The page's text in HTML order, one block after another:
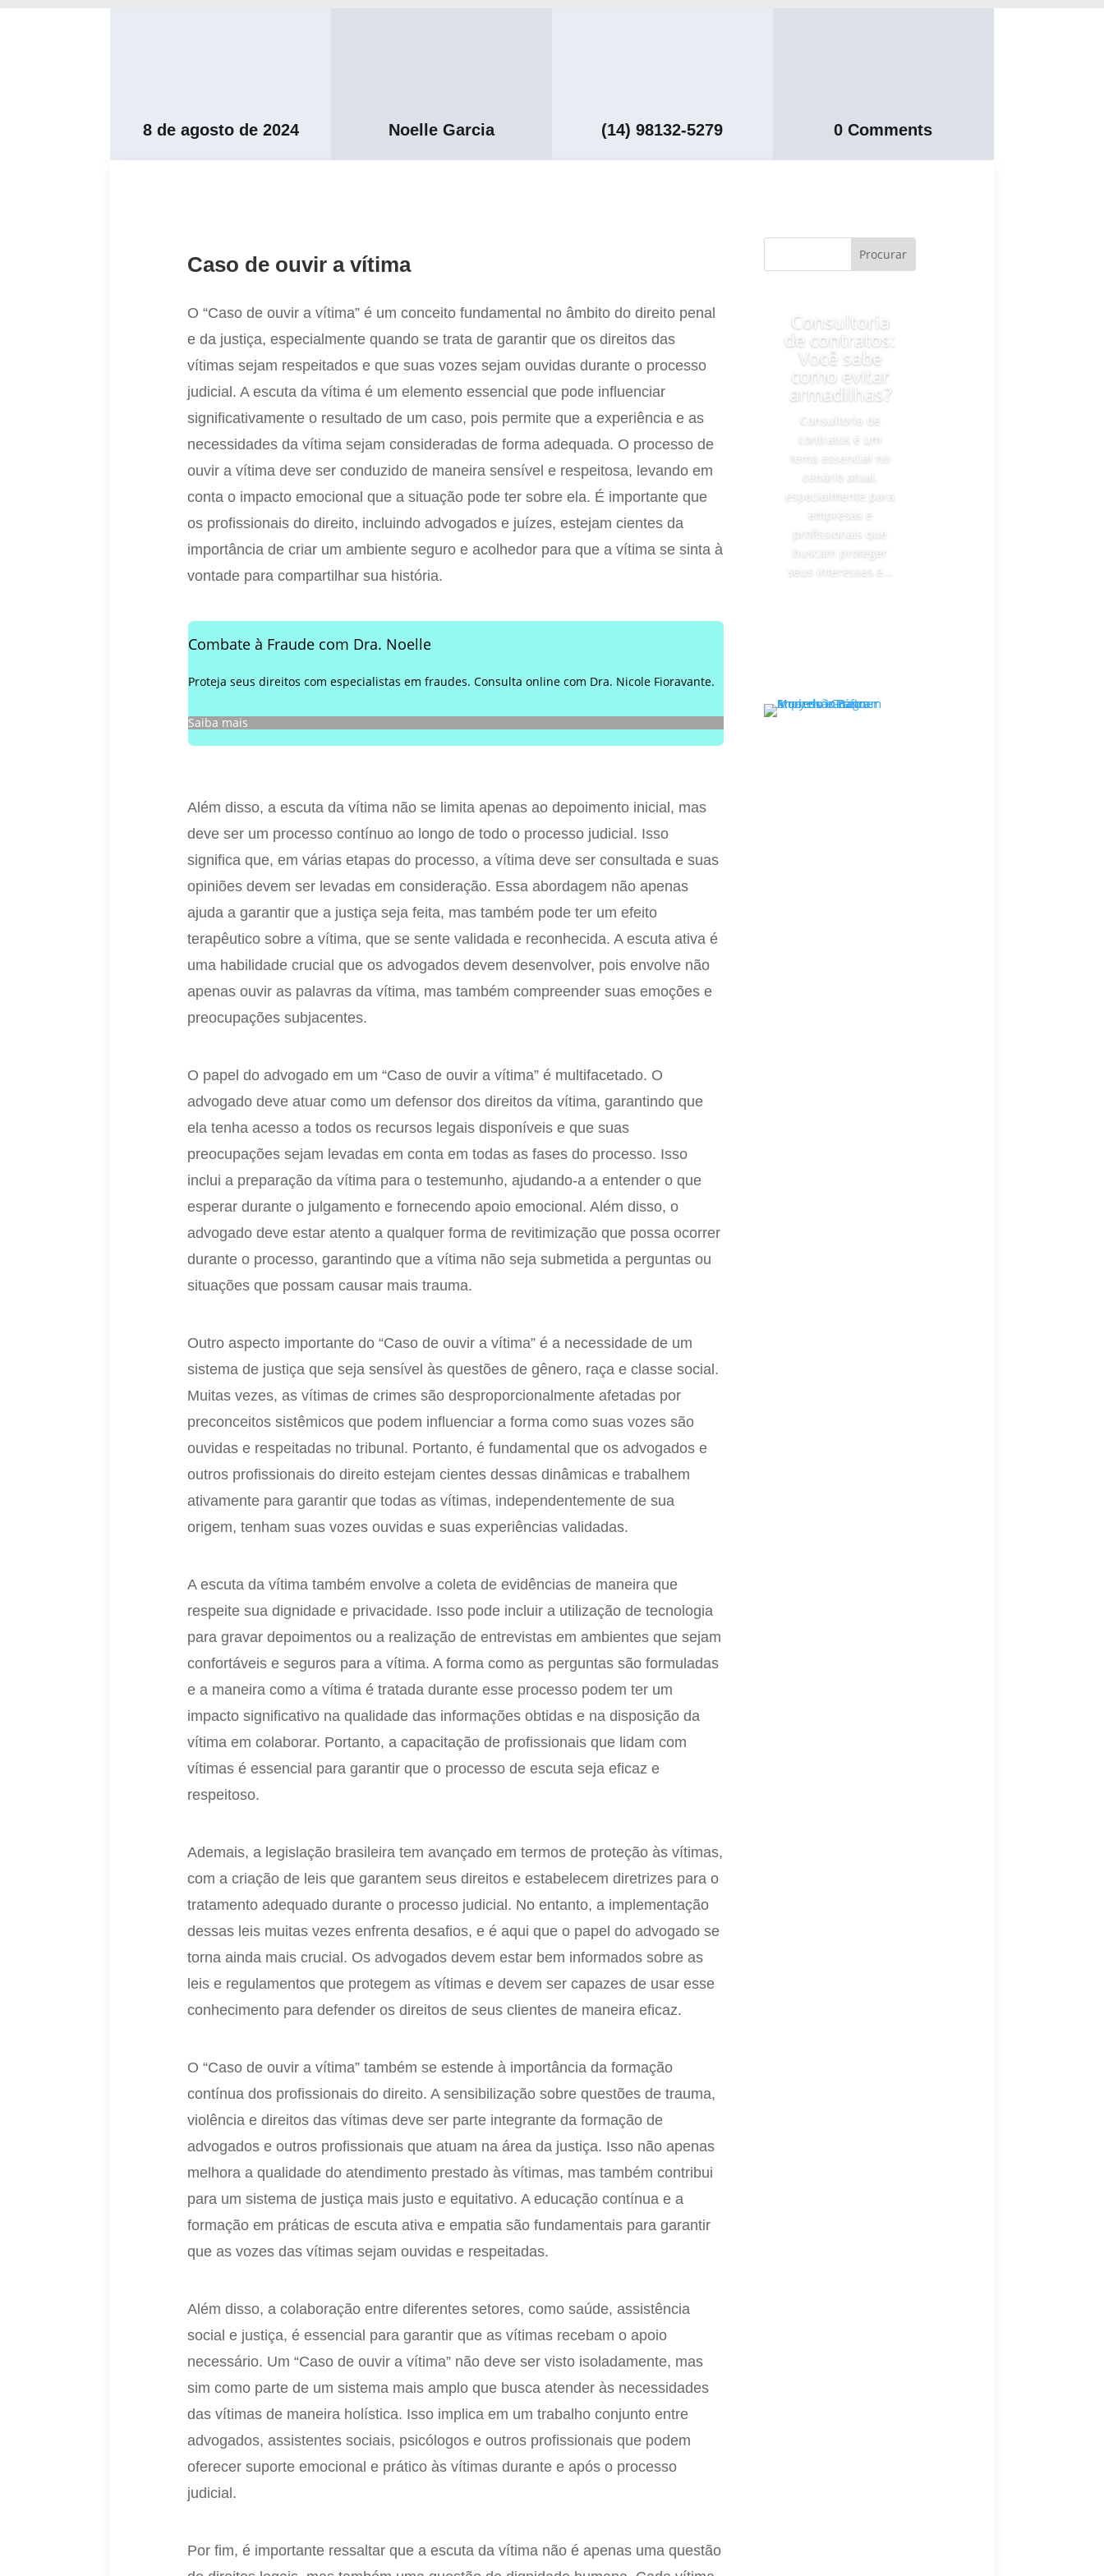
8 de agosto de 2024 Noelle Garcia (14) 98132-5279 0 Comments
Caso de ouvir a vítima
O “Caso de ouvir a vítima” é um conceito fundamental no âmbito do direito penal
e da justiça, especialmente quando se trata de garantir que os direitos das
vítimas sejam respeitados e que suas vozes sejam ouvidas durante o processo
judicial. A escuta da vítima é um elemento essencial que pode influenciar
significativamente o resultado de um caso, pois permite que a experiência e as
necessidades da vítima sejam consideradas de forma adequada. O processo de
ouvir a vítima deve ser conduzido de maneira sensível e respeitosa, levando em
conta o impacto emocional que a situação pode ter sobre ela. É importante que
os profissionais do direito, incluindo advogados e juízes, estejam cientes da
importância de criar um ambiente seguro e acolhedor para que a vítima se sinta à
vontade para compartilhar sua história.
Combate à Fraude com Dra. Noelle
Proteja seus direitos com especialistas em fraudes. Consulta online com Dra. Nicole Fioravante.
Saiba mais
Além disso, a escuta da vítima não se limita apenas ao depoimento inicial, mas
deve ser um processo contínuo ao longo de todo o processo judicial. Isso
significa que, em várias etapas do processo, a vítima deve ser consultada e suas
opiniões devem ser levadas em consideração. Essa abordagem não apenas
ajuda a garantir que a justiça seja feita, mas também pode ter um efeito
terapêutico sobre a vítima, que se sente validada e reconhecida. A escuta ativa é
uma habilidade crucial que os advogados devem desenvolver, pois envolve não
apenas ouvir as palavras da vítima, mas também compreender suas emoções e
preocupações subjacentes.
O papel do advogado em um “Caso de ouvir a vítima” é multifacetado. O
advogado deve atuar como um defensor dos direitos da vítima, garantindo que
ela tenha acesso a todos os recursos legais disponíveis e que suas
preocupações sejam levadas em conta em todas as fases do processo. Isso
inclui a preparação da vítima para o testemunho, ajudando-a a entender o que
esperar durante o julgamento e fornecendo apoio emocional. Além disso, o
advogado deve estar atento a qualquer forma de revitimização que possa ocorrer
durante o processo, garantindo que a vítima não seja submetida a perguntas ou
situações que possam causar mais trauma.
Outro aspecto importante do “Caso de ouvir a vítima” é a necessidade de um
sistema de justiça que seja sensível às questões de gênero, raça e classe social.
Muitas vezes, as vítimas de crimes são desproporcionalmente afetadas por
preconceitos sistêmicos que podem influenciar a forma como suas vozes são
ouvidas e respeitadas no tribunal. Portanto, é fundamental que os advogados e
outros profissionais do direito estejam cientes dessas dinâmicas e trabalhem
ativamente para garantir que todas as vítimas, independentemente de sua
origem, tenham suas vozes ouvidas e suas experiências validadas.
A escuta da vítima também envolve a coleta de evidências de maneira que
respeite sua dignidade e privacidade. Isso pode incluir a utilização de tecnologia
para gravar depoimentos ou a realização de entrevistas em ambientes que sejam
confortáveis e seguros para a vítima. A forma como as perguntas são formuladas
e a maneira como a vítima é tratada durante esse processo podem ter um
impacto significativo na qualidade das informações obtidas e na disposição da
vítima em colaborar. Portanto, a capacitação de profissionais que lidam com
vítimas é essencial para garantir que o processo de escuta seja eficaz e
respeitoso.
Ademais, a legislação brasileira tem avançado em termos de proteção às vítimas,
com a criação de leis que garantem seus direitos e estabelecem diretrizes para o
tratamento adequado durante o processo judicial. No entanto, a implementação
dessas leis muitas vezes enfrenta desafios, e é aqui que o papel do advogado se
torna ainda mais crucial. Os advogados devem estar bem informados sobre as
leis e regulamentos que protegem as vítimas e devem ser capazes de usar esse
conhecimento para defender os direitos de seus clientes de maneira eficaz.
O “Caso de ouvir a vítima” também se estende à importância da formação
contínua dos profissionais do direito. A sensibilização sobre questões de trauma,
violência e direitos das vítimas deve ser parte integrante da formação de
advogados e outros profissionais que atuam na área da justiça. Isso não apenas
melhora a qualidade do atendimento prestado às vítimas, mas também contribui
para um sistema de justiça mais justo e equitativo. A educação contínua e a
formação em práticas de escuta ativa e empatia são fundamentais para garantir
que as vozes das vítimas sejam ouvidas e respeitadas.
Além disso, a colaboração entre diferentes setores, como saúde, assistência
social e justiça, é essencial para garantir que as vítimas recebam o apoio
necessário. Um “Caso de ouvir a vítima” não deve ser visto isoladamente, mas
sim como parte de um sistema mais amplo que busca atender às necessidades
das vítimas de maneira holística. Isso implica em um trabalho conjunto entre
advogados, assistentes sociais, psicólogos e outros profissionais que podem
oferecer suporte emocional e prático às vítimas durante e após o processo
judicial.
Por fim, é importante ressaltar que a escuta da vítima não é apenas uma questão
Consultoria
de contratos:
Você sabe
como evitar
armadilhas?
Consultoria de
contratos é um
tema essencial no
cenário atual,
especialmente para
empresas e
profissionais que
buscam proteger
seus interesses e…